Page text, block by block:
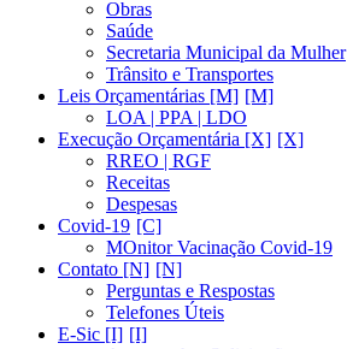
Obras
Saúde
Secretaria Municipal da Mulher
Trânsito e Transportes
Leis Orçamentárias [M]
LOA | PPA | LDO
Execução Orçamentária [X]
RREO | RGF
Receitas
Despesas
Covid-19
MOnitor Vacinação Covid-19
Contato [N]
Perguntas e Respostas
Telefones Úteis
E-Sic [I]